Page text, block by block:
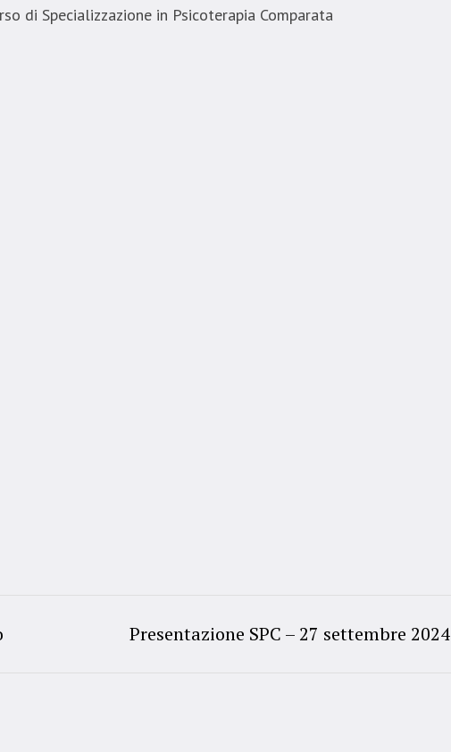
di Specializzazione in Psicoterapia Comparata
Presentazione SPC – 27 settembre 2024